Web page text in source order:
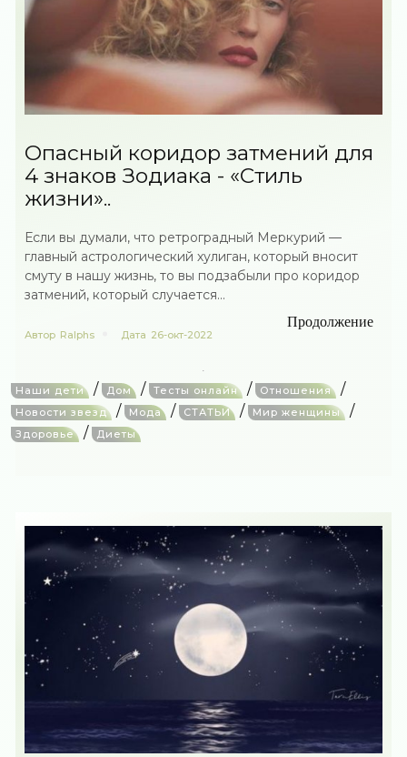
Опасный коридор затмений для
4 знаков Зодиака - «Стиль
жизни»..
Если вы думали, что ретроградный Меркурий —
главный астрологический хулиган, который вносит
смуту в нашу жизнь, то вы подзабыли про коридор
затмений, который случается...
Продолжение
Автор Ralphs Дата 26-окт-2022
Наши дети / Дом / Тесты онлайн / Отношения /
Новости звезд / Мода / СТАТЬИ / Мир женщины /
Здоровье / Диеты